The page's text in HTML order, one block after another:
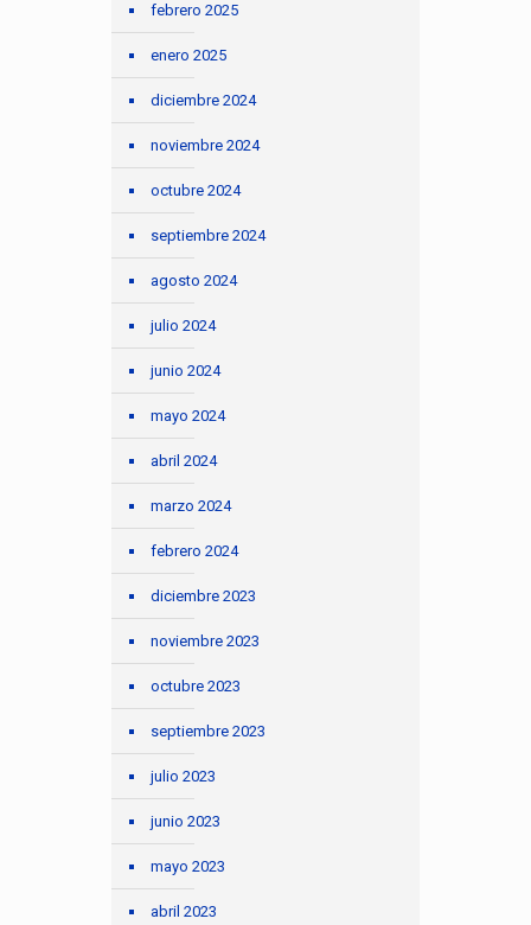
febrero 2025
enero 2025
diciembre 2024
noviembre 2024
octubre 2024
septiembre 2024
agosto 2024
julio 2024
junio 2024
mayo 2024
abril 2024
marzo 2024
febrero 2024
diciembre 2023
noviembre 2023
octubre 2023
septiembre 2023
julio 2023
junio 2023
mayo 2023
abril 2023